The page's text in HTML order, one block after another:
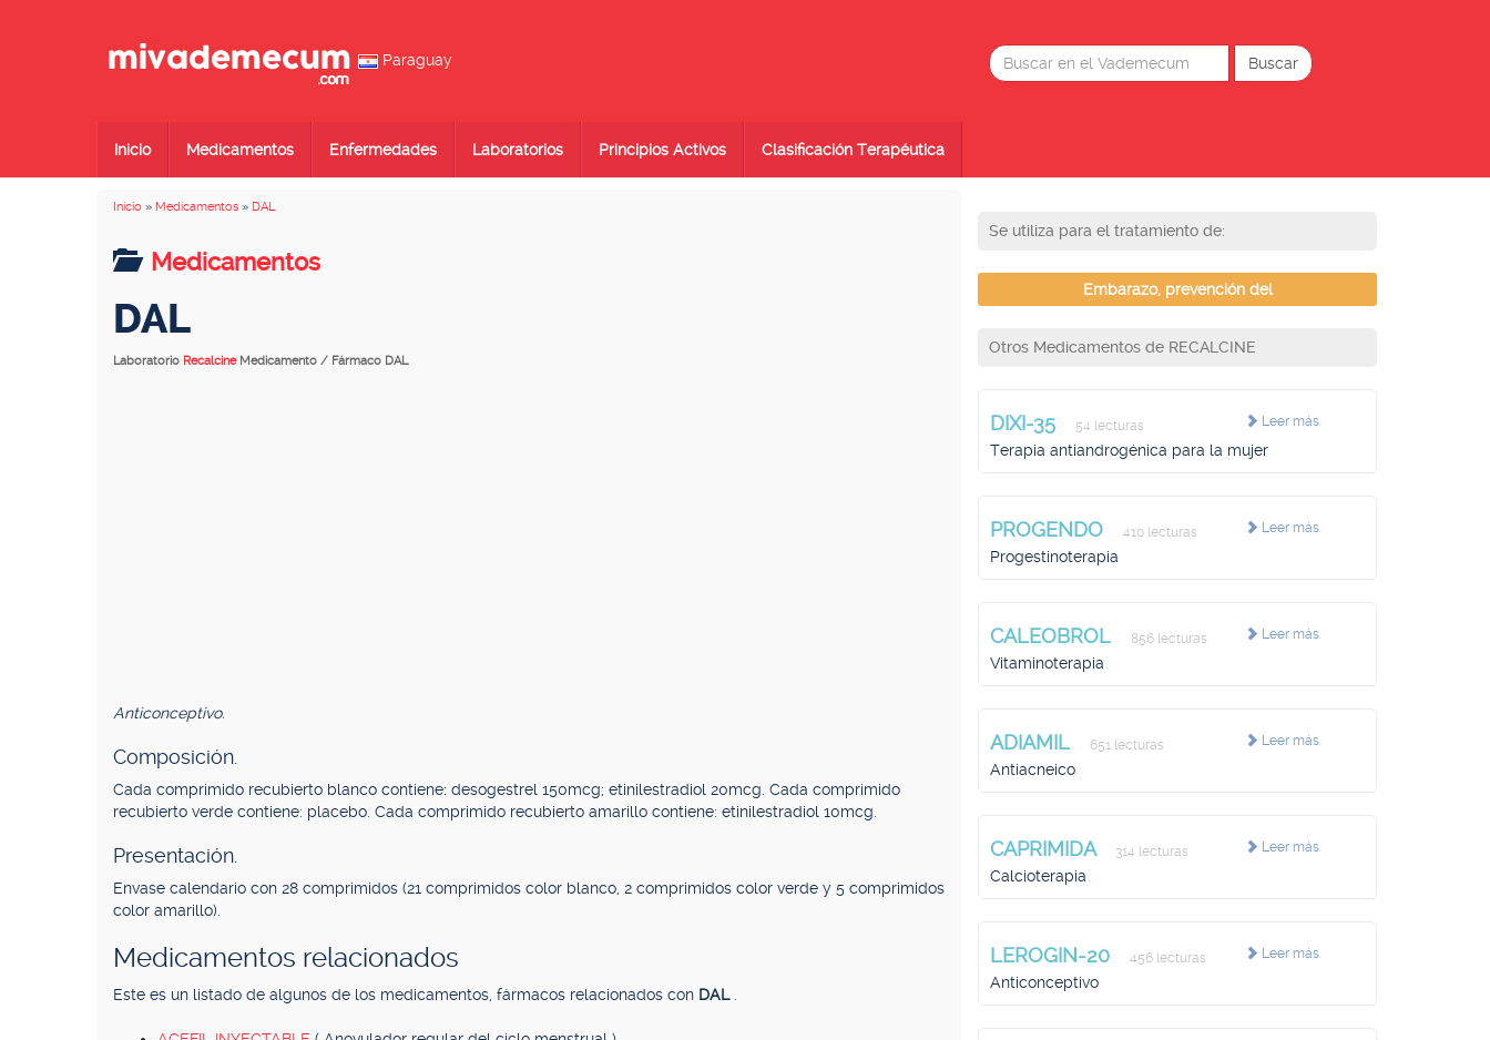
Paraguay
Inicio Medicamentos Enfermedades Laboratorios Principios Activos Clasificación Terapéutica
Inicio » Medicamentos » DAL
Medicamentos
DAL
Laboratorio Recalcine Medicamento / Fármaco DAL
Anticonceptivo.
Composición.
Cada comprimido recubierto blanco contiene: desogestrel 150mcg; etinilestradiol 20mcg. Cada comprimido
recubierto verde contiene: placebo. Cada comprimido recubierto amarillo contiene: etinilestradiol 10mcg.
Presentación.
Envase calendario con 28 comprimidos (21 comprimidos color blanco, 2 comprimidos color verde y 5 comprimidos
color amarillo).
Medicamentos relacionados
Este es un listado de algunos de los medicamentos, fármacos relacionados con DAL
Se utiliza para el tratamiento de:
Embarazo, prevención del
Otros Medicamentos de RECALCINE
Leer más
DIXI-35 54 lecturas
Terapia antiandrogénica para la mujer
Leer más
PROGENDO 410 lecturas
Progestinoterapia
Leer más
CALEOBROL 856 lecturas
Vitaminoterapia
Leer más
ADIAMIL 651 lecturas
Antiacneico
Leer más
CAPRIMIDA 314 lecturas
Calcioterapia
Leer más
LEROGIN-20 456 lecturas
Anticonceptivo